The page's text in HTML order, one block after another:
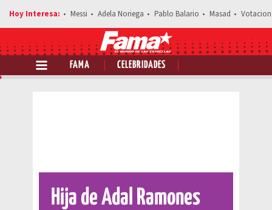
Messi Adela Noriega Pablo Balario Masad
FAMA CELEBRIDADES
Comparte esta noticia
Hija de Adal Ramones